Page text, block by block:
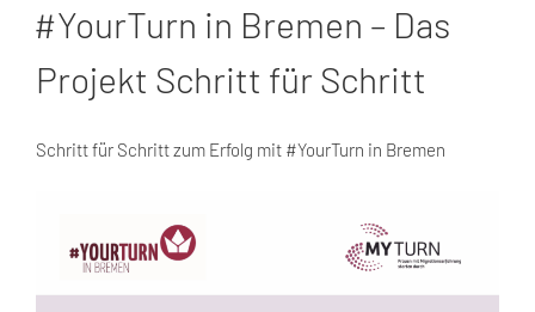
#YourTurn in Bremen – Das
Projekt Schritt für Schritt
Schritt für Schritt zum Erfolg mit #YourTurn in Bremen